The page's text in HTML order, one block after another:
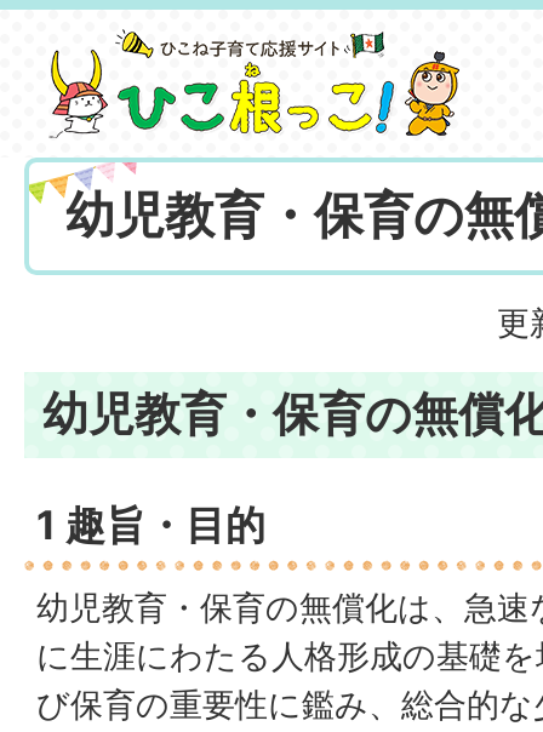
幼児教育・保育の無
更
幼児教育・保育の無償
1 趣旨・目的
幼児教育・保育の無償化は、急
に生涯にわたる人格形成の基礎
び保育の重要性に鑑み、総合的